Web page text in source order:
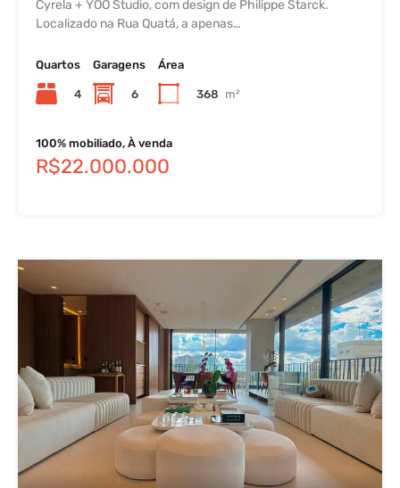
Cyrela + YOO Studio, com design de Philippe Starck.
Localizado na Rua Quatá, a apenas…
Quartos
4
Garagens
6
Área
368 m²
100% mobiliado, À venda
R$22.000.000